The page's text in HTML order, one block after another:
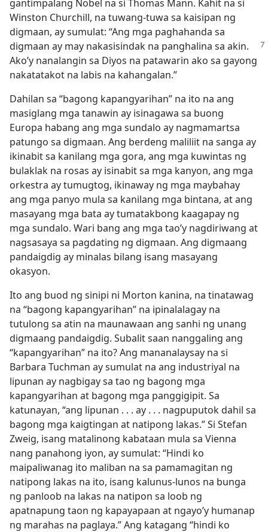
gantimpalang Nobel na si Thomas Mann. Kahit na si
Winston Churchill, na tuwang-tuwa sa kaisipan ng
digmaan, ay sumulat: “Ang mga paghahanda sa
digmaan ay may nakasisindak na panghalina sa akin.
Ako’y nanalangin sa Diyos na patawarin ako sa gayong
nakatatakot na labis na kahangalan.”
Dahilan sa “bagong kapangyarihan” na ito na ang
masiglang mga tanawin ay isinagawa sa buong
Europa habang ang mga sundalo ay nagmamartsa
patungo sa digmaan. Ang berdeng maliliit na sanga ay
ikinabit sa kanilang mga gora, ang mga kuwintas ng
bulaklak na rosas ay isinabit sa mga kanyon, ang mga
orkestra ay tumugtog, ikinaway ng mga maybahay
ang mga panyo mula sa kanilang mga bintana, at ang
masayang mga bata ay tumatakbong kaagapay ng
mga sundalo. Wari bang ang mga tao’y nagdiriwang at
nagsasaya sa pagdating ng digmaan. Ang digmaang
pandaigdig ay minalas bilang isang masayang
okasyon.
Ito ang buod ng sinipi ni Morton kanina, na tinatawag
na “bagong kapangyarihan” na ipinalalagay na
tutulong sa atin na maunawaan ang sanhi ng unang
digmaang pandaigdig. Subalit saan nanggaling ang
“kapangyarihan” na ito? Ang mananalaysay na si
Barbara Tuchman ay sumulat na ang industriyal na
lipunan ay nagbigay sa tao ng bagong mga
kapangyarihan at bagong mga panggigipit. Sa
katunayan, “ang lipunan . . . ay . . . nagpuputok dahil sa
bagong mga kaigtingan at natipong lakas.” Si Stefan
Zweig, isang matalinong kabataan mula sa Vienna
nang panahong iyon, ay sumulat: “Hindi ko
maipaliwanag ito maliban na sa pamamagitan ng
natipong lakas na ito, isang kalunus-lunos na bunga
ng panloob na lakas na natipon sa loob ng
apatnapung taon ng kapayapaan at ngayo’y humanap
ng marahas na paglaya.” Ang katagang “hindi ko